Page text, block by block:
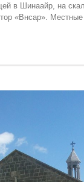
в Шинаайр, на
«Внсар».